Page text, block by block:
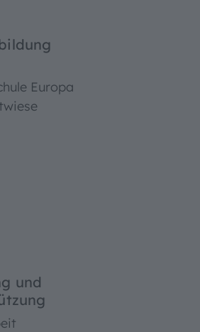
Europa
und